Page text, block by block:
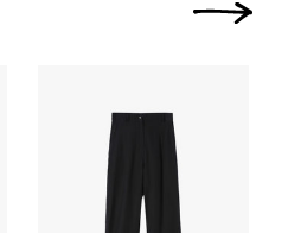
次の画像